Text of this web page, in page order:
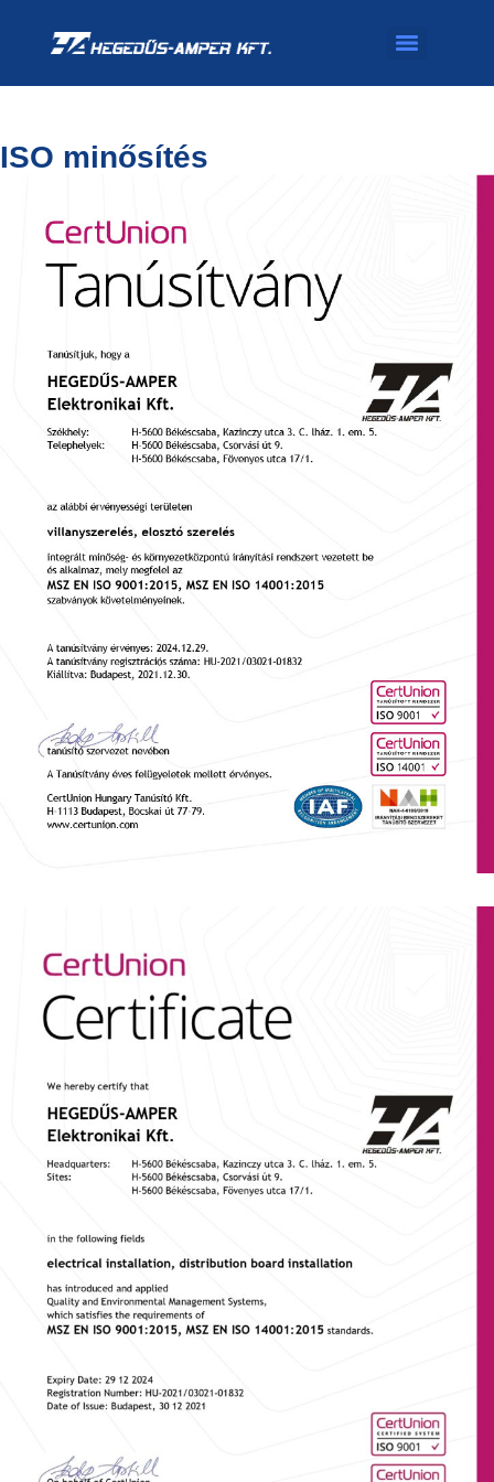
ISO minősítés